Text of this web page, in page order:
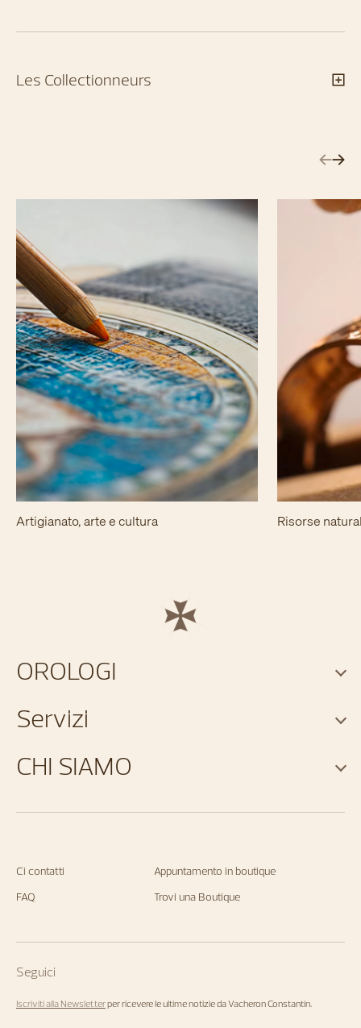
Les Collectionneurs
Artigianato, arte e cultura Risorse
Ci contatti
Appuntamento in boutique
FAQ
Trovi una Boutique
Seguici
Iscriviti alla Newsletterper ricevere le ultime notizie da Vacheron Constantin.
OROLOGI
Servizi
CHI SIAMO